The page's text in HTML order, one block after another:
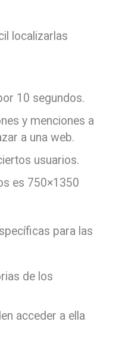
localizarlas
10 segundos.
y menciones a
a una web.
usuarios.
es 750×1350
para las
de los
acceder a ella